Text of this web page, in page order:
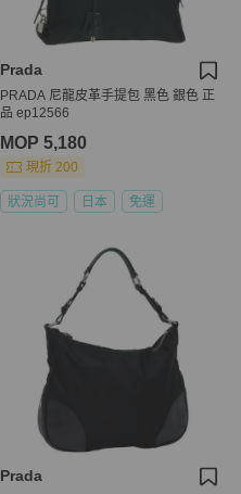
Prada
PRADA 尼龍皮革手提包 黑色 銀色 正
品 ep12566
MOP 5,180
現折 200
狀況尚可 日本 免運
Prada